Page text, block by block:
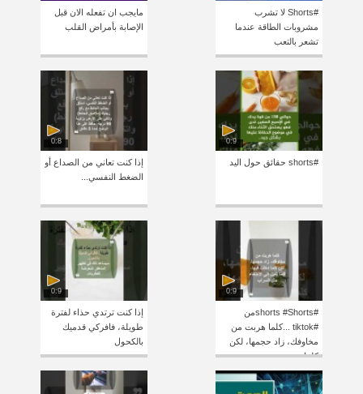
#Shorts لا تشرب
مشروبات الطاقة عندما
تشعر بالتعب
مايجب ان تفعله الان قبل
الإصابة بأمراض القلب
0:9
#shorts حقائق حول اليد
0:8
إذا كنت تعاني من الصداع أو
الضغط النفسي...
0:9
#shorts #Shortsمن
#tiktok ...كلما هربت من
مخاوفك، زاد حجمها، لكن
كلما
0:9
إذا كنت ترتدي حذاء لفترة
طويلة، فافركي قدميك
بالكحول